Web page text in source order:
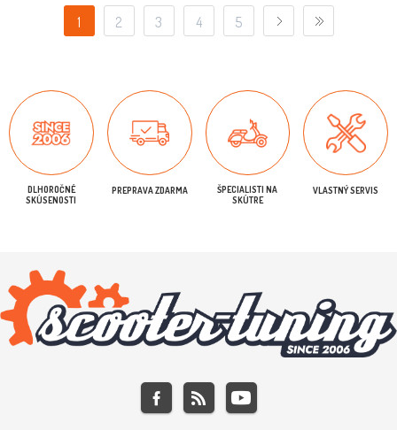
1 2 3 4 5
DLHOROČNÉ
SKÚSENOSTI
PREPRAVA ZDARMA
ŠPECIALISTI NA
SKÚTRE
VLASTNÝ SERVIS